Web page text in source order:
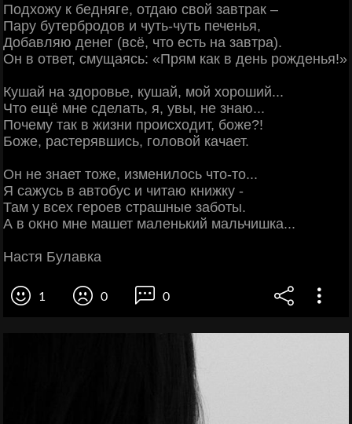
Подхожу к бедняге, отдаю свой завтрак –
Пару бутербродов и чуть-чуть печенья,
Добавляю денег (всё, что есть на завтра).
Он в ответ, смущаясь: «Прям как в день рожденья!»
Кушай на здоровье, кушай, мой хороший...
Что ещё мне сделать, я, увы, не знаю...
Почему так в жизни происходит, боже?!
Боже, растерявшись, головой качает.
Он не знает тоже, изменилось что-то...
Я сажусь в автобус и читаю книжку -
Там у всех героев страшные заботы.
А в окно мне машет маленький мальчишка...
Настя Булавка
1 0 0